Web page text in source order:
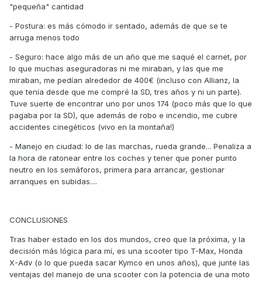
"pequeña" cantidad
- Postura: es más cómodo ir sentado, además de que se te
arruga menos todo
- Seguro: hace algo más de un año que me saqué el carnet, por
lo que muchas aseguradoras ni me miraban, y las que me
miraban, me pedían alrededor de 400€ (incluso con Allianz, la
que tenía desde que me compré la SD, tres años y ni un parte).
Tuve suerte de encontrar uno por unos 174 (poco más que lo que
pagaba por la SD), que además de robo e incendio, me cubre
accidentes cinegéticos (vivo en la montaña!)
- Manejo en ciudad: lo de las marchas, rueda grande... Penaliza a
la hora de ratonear entre los coches y tener que poner punto
neutro en los semáforos, primera para arrancar, gestionar
arranques en subidas....
CONCLUSIONES
Tras haber estado en los dos mundos, creo que la próxima, y la
decisión más lógica para mí, es una scooter tipo T-Max, Honda
X-Adv (o lo que pueda sacar Kymco en unos años), que junte las
ventajas del manejo de una scooter con la potencia de una moto